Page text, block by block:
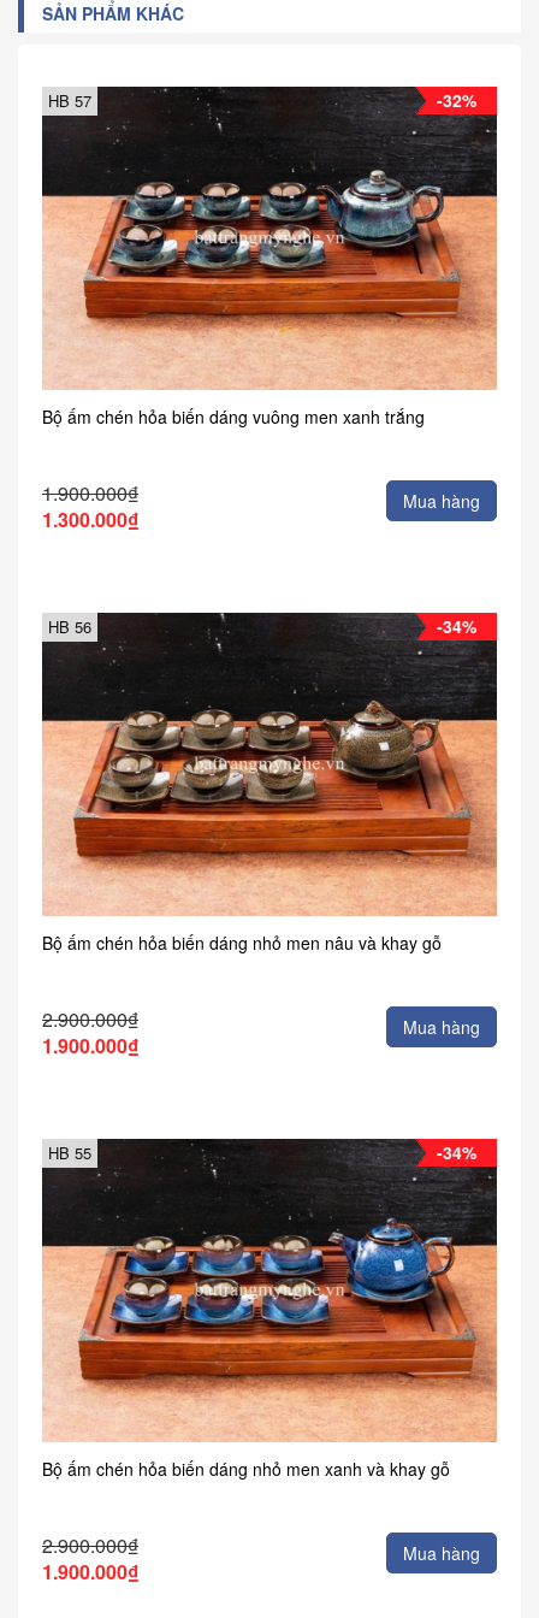
SẢN PHẨM KHÁC
-32%
HB 57
Bộ ấm chén hỏa biến dáng vuông men xanh trắng
1.900.000₫
1.300.000₫
Mua hàng
-34%
HB 56
Bộ ấm chén hỏa biến dáng nhỏ men nâu và khay gỗ
2.900.000₫
1.900.000₫
Mua hàng
-34%
HB 55
Bộ ấm chén hỏa biến dáng nhỏ men xanh và khay gỗ
2.900.000₫
1.900.000₫
Mua hàng